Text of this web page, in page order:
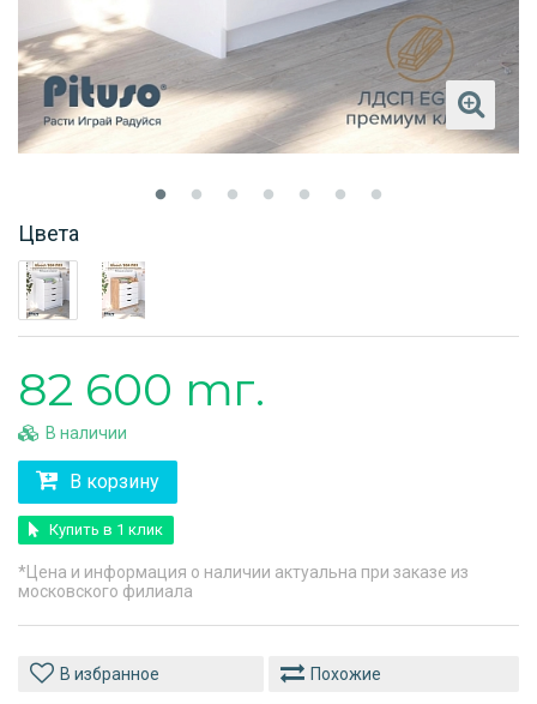
Цвета
82 600 тг.
В наличии
В корзину
Купить в 1 клик
*Цена и информация о наличии актуальна при заказе из
московского филиала
Похожие